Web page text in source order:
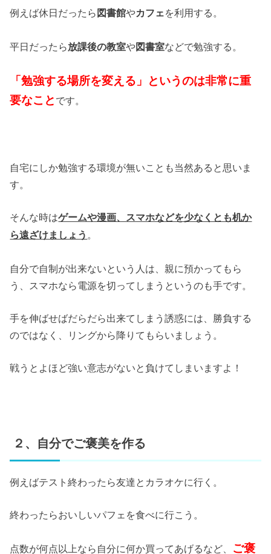
例えば休日だったら 図書館やカフェを利用する。
平日だったら放課後の教室や図書室などで勉強する。
「勉強する場所を変える」というのは非常に重
要なこと です。
自宅にしか勉強する環境が無いことも当然あると思いま
す。
そんな時はゲームや漫画、スマホなどを少なくとも机か
ら遠ざけましょう 。
自分で自制が出来ないという人は、親に預かってもら
う、スマホなら電源を切ってしまうというのも手です。
手を伸ばせばだらだら出来てしまう誘惑には、勝負する
のではなく、リングから降りてもらいましょう。
戦うとよほど強い意志がないと負けてしまいますよ！
２、自分でご褒美を作る
例えばテスト終わったら友達とカラオケに行く。
終わったらおいしいパフェを食べに行こう。
点数が何点以上なら自分に何か買ってあげるなど、 ご褒